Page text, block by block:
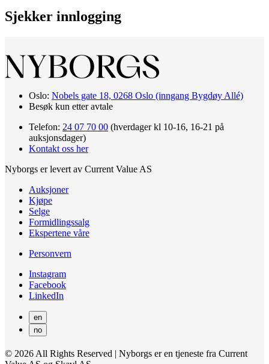
Sjekker innlogging
Oslo: Nobels gate 18, 0268 Oslo (inngang Bygdøy Allé)
Besøk kun etter avtale
Telefon: 24 07 70 00 (hverdager kl 10-16, 16-21 på
auksjonsdager)
Kontakt oss her
Nyborgs er levert av Current Value AS
Auksjoner
Kjøpe
Selge
Formidlingssalg
Ekspertene våre
Personvern
Instagram
Facebook
LinkedIn
en
no
© 2026 All Rights Reserved | Nyborgs er en tjeneste fra Current